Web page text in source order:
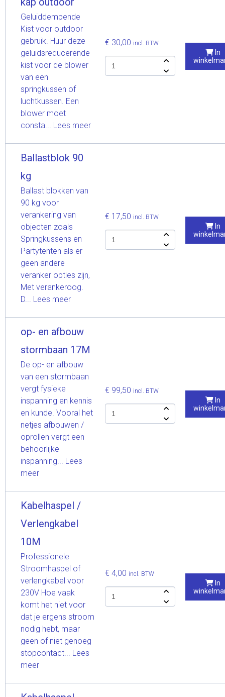
Geluiddempende
Kist voor outdoor
gebruik. Huur deze
geluidsreducerende
kist voor de blower
van een
springkussen of
luchtkussen. Een
blower moet
consta... Lees meer
€ 30,00 incl. BTW
In
Ballastblok 90
kg
Ballast blokken van
90 kg voor
verankering van
objecten zoals
Springkussens en
Partytenten als er
geen andere
veranker opties zijn,
Met verankeroog.
D... Lees meer
€ 17,50 incl. BTW
In
op- en afbouw
stormbaan 17M
De op- en afbouw
van een stormbaan
vergt fysieke
inspanning en kennis
en kunde. Vooral het
netjes afbouwen /
oprollen vergt een
behoorlijke
inspanning... Lees
meer
€ 99,50 incl. BTW
In
Kabelhaspel /
Verlengkabel
10M
Professionele
Stroomhaspel of
verlengkabel voor
230V Hoe vaak
komt het niet voor
dat je ergens stroom
nodig hebt, maar
geen of niet genoeg
stopcontact... Lees
meer
€ 4,00 incl. BTW
In